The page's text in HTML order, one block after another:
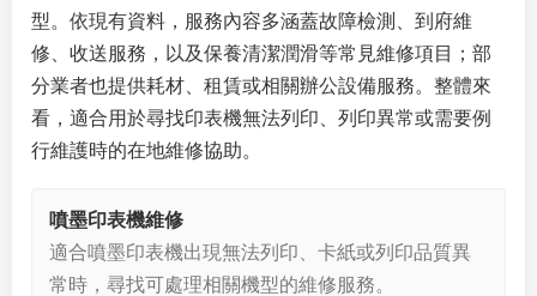
型。依現有資料，服務內容多涵蓋故障檢測、到府維
修、收送服務，以及保養清潔潤滑等常見維修項目；部
分業者也提供耗材、租賃或相關辦公設備服務。整體來
看，適合用於尋找印表機無法列印、列印異常或需要例
行維護時的在地維修協助。
噴墨印表機維修
適合噴墨印表機出現無法列印、卡紙或列印品質異
常時，尋找可處理相關機型的維修服務。